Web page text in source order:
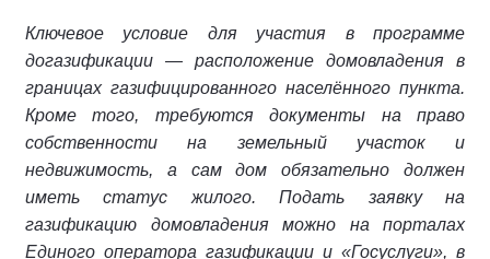
Ключевое условие для участия в программе
догазификации — расположение домовладения в
границах газифицированного населённого пункта.
Кроме того, требуются документы на право
собственности на земельный участок и
недвижимость, а сам дом обязательно должен
иметь статус жилого.Подать заявку на
газификацию домовладения можно на порталах
Единого оператора газификации и «Госуслуги», в